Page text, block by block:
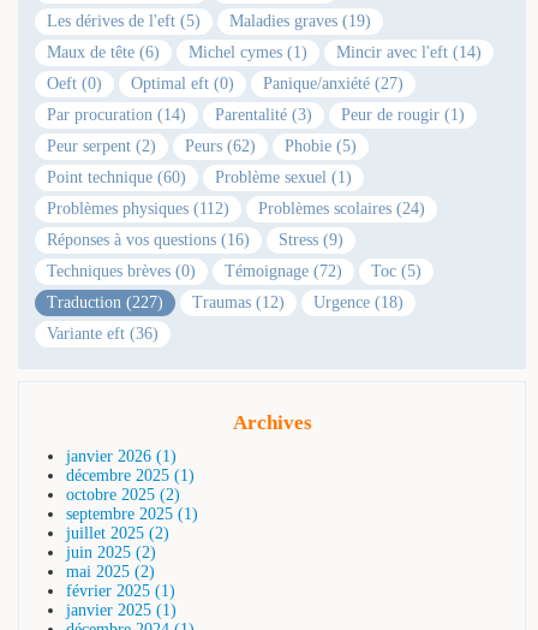
Les dérives de l'eft (5)
Maladies graves (19)
Maux de tête (6)
Michel cymes (1)
Mincir avec l'eft (14)
Oeft (0)
Optimal eft (0)
Panique/anxiété (27)
Par procuration (14)
Parentalité (3)
Peur de rougir (1)
Peur serpent (2)
Peurs (62)
Phobie (5)
Point technique (60)
Problème sexuel (1)
Problèmes physiques (112)
Problèmes scolaires (24)
Réponses à vos questions (16)
Stress (9)
Techniques brèves (0)
Témoignage (72)
Toc (5)
Traduction (227)
Traumas (12)
Urgence (18)
Variante eft (36)
Archives
janvier 2026 (1)
décembre 2025 (1)
octobre 2025 (2)
septembre 2025 (1)
juillet 2025 (2)
juin 2025 (2)
mai 2025 (2)
février 2025 (1)
janvier 2025 (1)